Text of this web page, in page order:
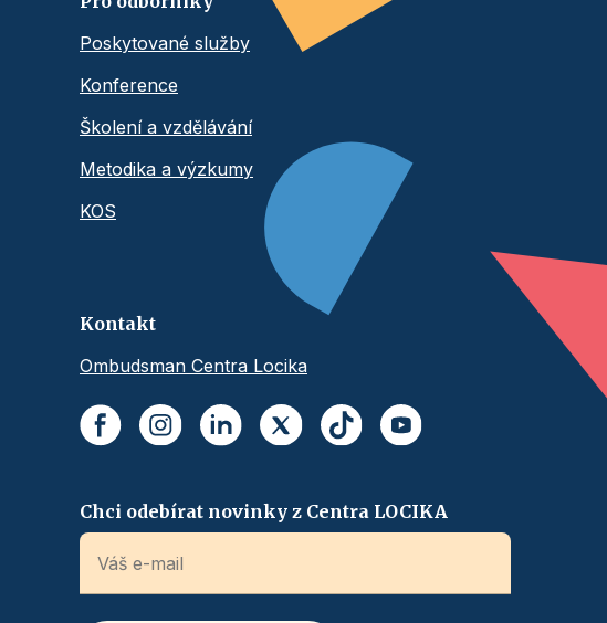
Poskytované služby
Konference
Školení a vzdělávání
Metodika a výzkumy
KOS
Kontakt
Ombudsman Centra Locika
Chci odebírat novinky z Centra LOCIKA